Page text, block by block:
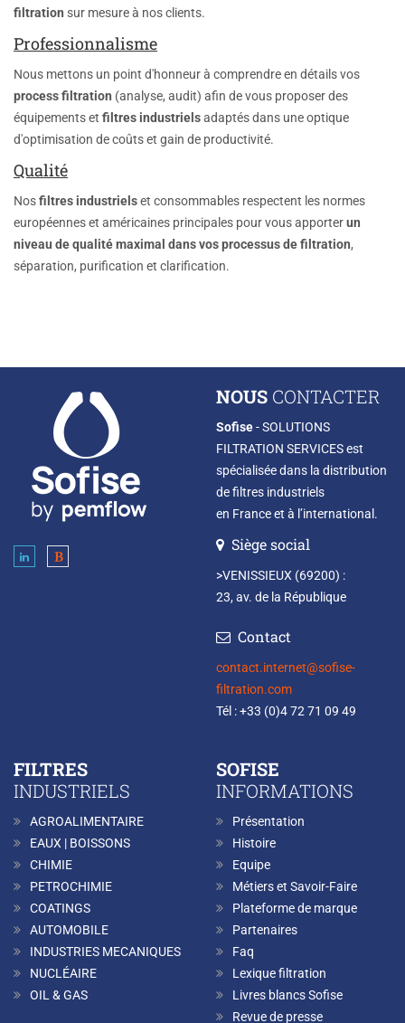
filtration sur mesure à nos clients.
Professionnalisme
Nous mettons un point d'honneur à comprendre en détails vos
process filtration (analyse, audit) afin de vous proposer des
équipements et filtres industrielsadaptés dans une optique
d'optimisation de coûts et gain de productivité.
Qualité
Nosfiltres industrielset consommables respectent les normes
européennes et américaines principales pour vous apporterun
niveau dequalité maximal dans vos processus de filtration,
séparation, purification et clarification.
NOUS CONTACTER
Sofise- SOLUTIONS
FILTRATION SERVICES est
spécialisée dans la distribution
de filtres industriels
en France et à l’international.
Siège social
>VENISSIEUX (69200) :
23, av. de la République
Contact
contact.internet@sofise-
filtration.com
Tél : +33 (0)4 72 71 09 49
FILTRES
INDUSTRIELS
AGROALIMENTAIRE
EAUX | BOISSONS
CHIMIE
PETROCHIMIE
COATINGS
AUTOMOBILE
INDUSTRIES MECANIQUES
NUCLÉAIRE
OIL & GAS
SOFISE
INFORMATIONS
Présentation
Histoire
Equipe
Métiers et Savoir-Faire
Plateforme de marque
Partenaires
Faq
Lexique filtration
Livres blancs Sofise
Revue de presse